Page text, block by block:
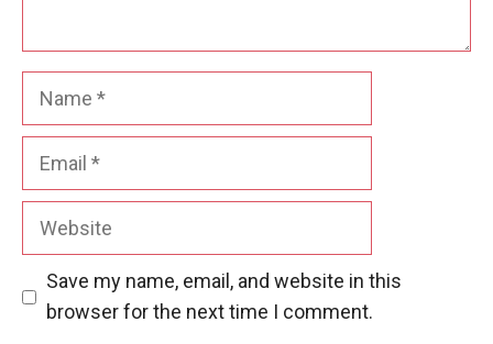
Website
Save my name, email, and website in this
browser for the next time I comment.